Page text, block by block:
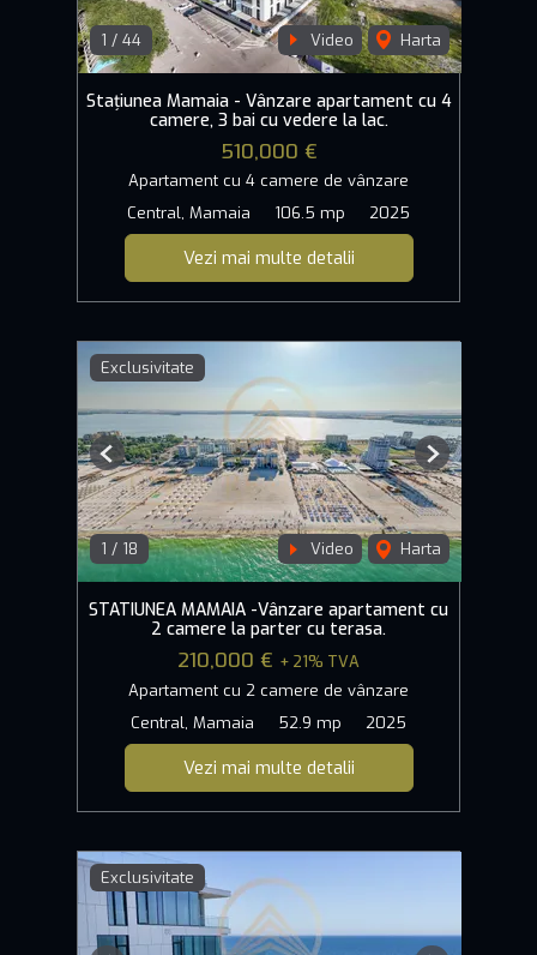
1 / 44 Video Harta
Stațiunea Mamaia - Vânzare apartament cu 4
camere, 3 bai cu vedere la lac.
510,000 €
Apartament cu 4 camere de vânzare
Central, Mamaia
106.5 mp 2025
Vezi mai multe detalii
Exclusivitate
1 / 18 Video Harta
Previous Next
STATIUNEA MAMAIA -Vânzare apartament cu
2 camere la parter cu terasa.
210,000 € + 21% TVA
Apartament cu 2 camere de vânzare
Central, Mamaia
52.9 mp 2025
Vezi mai multe detalii
Exclusivitate